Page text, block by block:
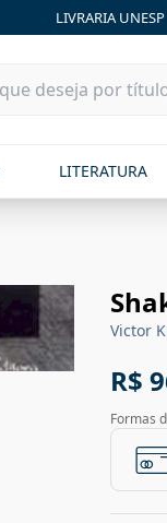
LIVRARIA UNESP
LITERATURA
Victor
R$
Formas